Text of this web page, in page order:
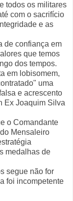
todos os militares
com o sacrifício
e as
de confiança em
que temos
dos tempos.
em lobisomem,
uma
e acrescento
Ex Joaquim Silva
o Comandante
Mensaleiro
medalhas de
segue não for
foi incompetente